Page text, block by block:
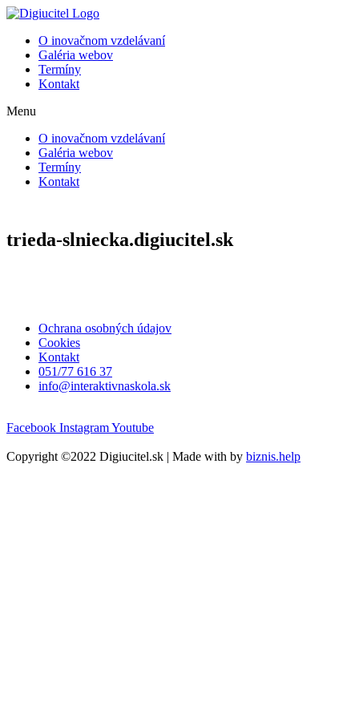
Preskočiť
obsah
O inovačnom vzdelávaní
Galéria webov
Termíny
Kontakt
Menu
O inovačnom vzdelávaní
Galéria webov
Termíny
Kontakt
trieda-slniecka.digiucitel.sk
Ochrana osobných údajov
Cookies
Kontakt
051/77 616 37
info@interaktivnaskola.sk
Facebook InstagramYoutube
Copyright ©2022 Digiucitel.sk | Made with by biznis.help